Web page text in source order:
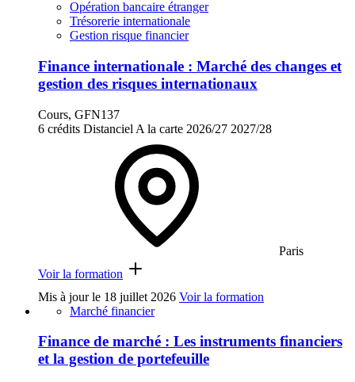
Opération bancaire étranger
Trésorerie internationale
Gestion risque financier
Finance internationale : Marché des changes et
gestion des risques internationaux
Cours, GFN137
6 crédits Distanciel A la carte 2026/27 2027/28
Paris
Voir la formation
Mis à jour le 18 juillet 2026 Voir la formation
Marché financier
Finance de marché : Les instruments financiers
et la gestion de portefeuille